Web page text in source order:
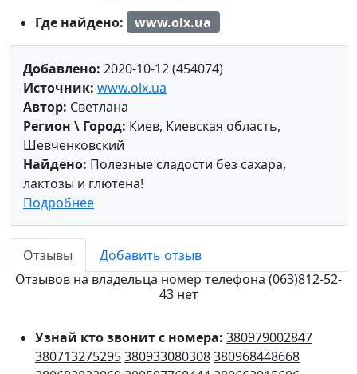
Где найдено:
www.olx.ua
Добавлено: 2020-10-12 (454074)
Источник: www.olx.ua
Автор: Светлана
Регион \ Город: Киев, Киевская область,
Шевченковский
Найдено: Полезные сладости без сахара,
лактозы и глютена!
Подробнее
Отзывы
Добавить отзыв
Отзывов на владельца номер телефона (063)812-52-
43 нет
Узнай кто звонит с номера: 380979002847
380713275295380933080308380968448668